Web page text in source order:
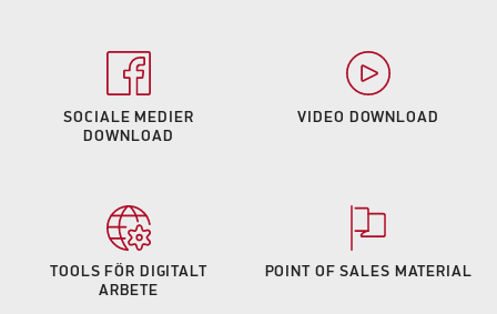
SOCIALE MEDIER
DOWNLOAD
VIDEO DOWNLOAD
TOOLS FÖR DIGITALT
ARBETE
POINT OF SALES MATERIAL